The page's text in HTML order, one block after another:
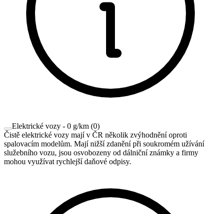
Elektrické vozy - 0 g/km (0)
Čistě elektrické vozy mají v ČR několik zvýhodnění oproti
spalovacím modelům. Mají nižší zdanění při soukromém užívání
služebního vozu, jsou osvobozeny od dálniční známky a firmy
mohou využívat rychlejší daňové odpisy.